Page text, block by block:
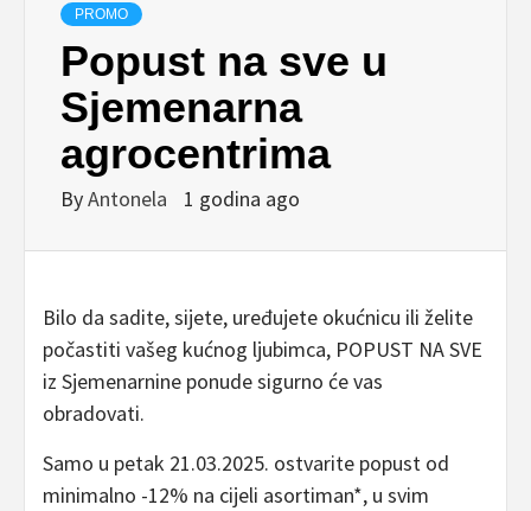
PROMO
Popust na sve u
Sjemenarna
agrocentrima
ByAntonela 1 godina ago
Bilo da sadite, sijete, uređujete okućnicu ili želite
počastiti vašeg kućnog ljubimca, POPUST NA SVE
iz Sjemenarnine ponude sigurno će vas
obradovati.
Samo u petak 21.03.2025. ostvarite popust od
minimalno -12% na cijeli asortiman*, u svim